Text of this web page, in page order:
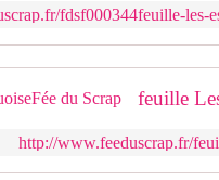
fdsf000344feuille-les-
http://www.feeduscrap.fr/